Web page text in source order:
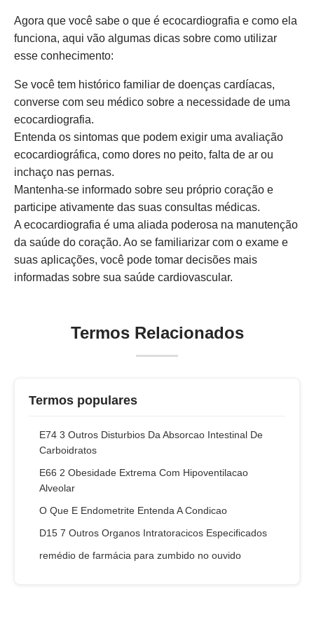
Agora que você sabe o que é ecocardiografia e como ela
funciona, aqui vão algumas dicas sobre como utilizar
esse conhecimento:
Se você tem histórico familiar de doenças cardíacas,
converse com seu médico sobre a necessidade de uma
ecocardiografia.
Entenda os sintomas que podem exigir uma avaliação
ecocardiográfica, como dores no peito, falta de ar ou
inchaço nas pernas.
Mantenha-se informado sobre seu próprio coração e
participe ativamente das suas consultas médicas.
A ecocardiografia é uma aliada poderosa na manutenção
da saúde do coração. Ao se familiarizar com o exame e
suas aplicações, você pode tomar decisões mais
informadas sobre sua saúde cardiovascular.
Termos Relacionados
Termos populares
E74 3 Outros Disturbios Da Absorcao Intestinal De
Carboidratos
E66 2 Obesidade Extrema Com Hipoventilacao
Alveolar
O Que E Endometrite Entenda A Condicao
D15 7 Outros Organos Intratoracicos Especificados
remédio de farmácia para zumbido no ouvido